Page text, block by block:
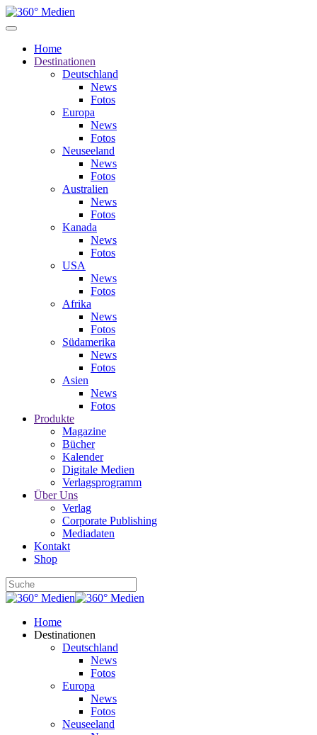
Home
Destinationen
Deutschland
News
Fotos
Europa
News
Fotos
Neuseeland
News
Fotos
Australien
News
Fotos
Kanada
News
Fotos
USA
News
Fotos
Afrika
News
Fotos
Südamerika
News
Fotos
Asien
News
Fotos
Produkte
Magazine
Bücher
Kalender
Digitale Medien
Verlagsprogramm
Über Uns
Verlag
Corporate Publishing
Mediadaten
Kontakt
Shop
Home
Destinationen
Deutschland
News
Fotos
Europa
News
Fotos
Neuseeland